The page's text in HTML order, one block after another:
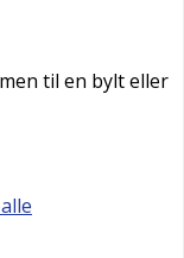
til en bylt eller